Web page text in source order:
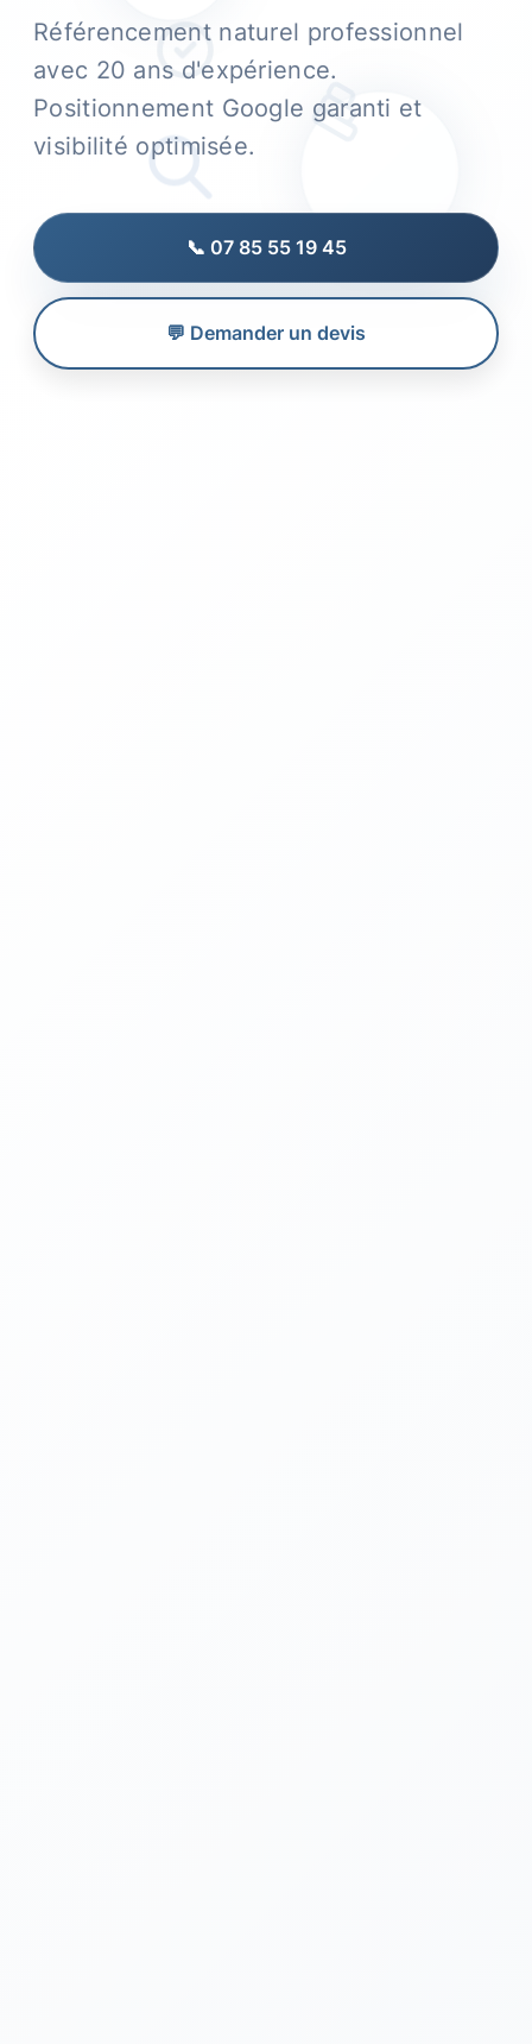
Référencement naturel professionnel
avec 20 ans d'expérience.
Positionnement Google garanti et
visibilité optimisée.
📞 07 85 55 19 45
💬 Demander un devis